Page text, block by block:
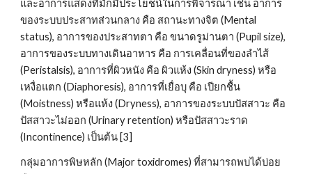
และอาการแสดงที่มักมีประโยชน์ในการพิจารณา เช่น อาการ
ของระบบประสาทส่วนกลาง คือ สถานะทางจิต (Mental
status), อาการของประสาทตา คือ ขนาดรูม่านตา (Pupil size),
อาการของระบบทางเดินอาหาร คือ การเคลื่อนที่ของลำไส้
(Peristalsis), อาการที่ผิวหนัง คือ ผิวแห้ง (Skin dryness) หรือ
เหงื่อแตก (Diaphoresis), อาการที่เยื่อบุ คือ เปียกชื้น
(Moistness) หรือแห้ง (Dryness), อาการของระบบปัสสาวะ คือ
ปัสสาวะไม่ออก (Urinary retention) หรือปัสสาวะราด
(Incontinence) เป็นต้น [3]
กลุ่มอาการพิษหลัก (Major toxidromes) ที่สามารถพบได้บ่อย